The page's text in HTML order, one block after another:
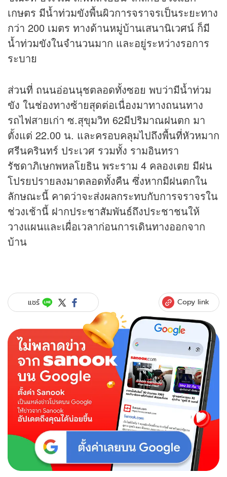
เกษตร มีน้ำท่วมขังพื้นผิวการจราจรเป็นระยะทาง
กว่า 200 เมตร ทางด้านหมู่บ้านเสนานิเวศน์ ก็มี
น้ำท่วมขังในจำนวนมาก และอยู่ระหว่างรอการ
ระบาย
ส่วนที่ ถนนอ่อนนุชตลอดทั้งซอย พบว่ามีน้ำท่วม
ขัง ในช่องทางซ้ายสุดต่อเนื่องมาทางถนนทาง
รถไฟสายเก่า ซ.สุขุมวิท 62มีปริมาณฝนตก มา
ตั้งแต่ 22.00 น. และครอบคลุมไปถึงพื้นที่หัวหมาก
ศรีนครินทร์ ประเวศ รวมทั้ง รามอินทรา
รัชดาภิเษกพหลโยธิน พระราม 4 คลองเตย มีฝน
โปรยปรายลงมาตลอดทั้งคืน ซึ่งหากมีฝนตกใน
ลักษณะนี้ คาดว่าจะส่งผลกระทบกับการจราจรใน
ช่วงเช้านี้ ฝากประชาสัมพันธ์ถึงประชาชนให้
วางแผนและเผื่อเวลาก่อนการเดินทางออกจาก
บ้าน
แชร์ Copy link